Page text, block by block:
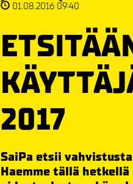
01.08.2016 09:40
2017
SaiPa etsii
Haemme tällä